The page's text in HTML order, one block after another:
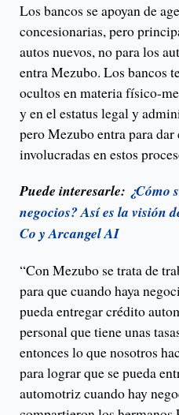
Los bancos se apoyan de
concesionarias, pero
autos nuevos, no para los
entra Mezubo. Los bancos
ocultos en materia físico-
y en el estatus legal y
pero Mezubo entra para dar
involucradas en estos
Puede interesarle: ¿Cómo
negocios? Así es la visión
Co y Arcangel AI
“Con Mezubo se trata de
para que cuando haya
pueda entregar crédito
personal que tiene unas
entonces lo que nosotros
para lograr que se pueda
automotriz cuando hay